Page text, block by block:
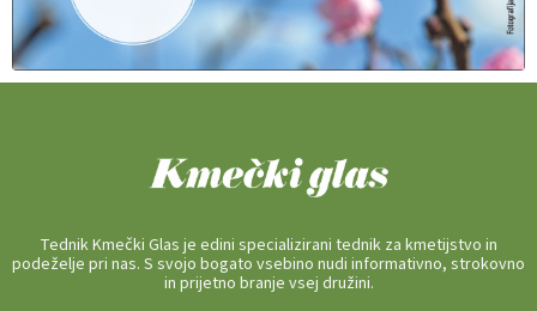
Tednik Kmečki Glas je edini specializirani tednik za kmetijstvo in
podeželje pri nas. S svojo bogato vsebino nudi informativno, strokovno
in prijetno branje vsej družini.